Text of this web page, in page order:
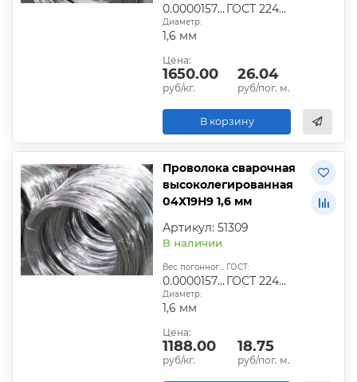
0.0000157824 ГОСТ 2246-70
Диаметр:
1,6 мм
Цена:
1650.00
руб/кг.
26.04
руб/пог. м.
В корзину
Проволока сварочная
высоколегированная
04Х19Н9 1,6 мм
Артикул: 51309
В наличии
Вес погонного метра, т.:
0.0000157824
ГОСТ:
ГОСТ 2246-70
Диаметр:
1,6 мм
Цена:
1188.00
руб/кг.
18.75
руб/пог. м.